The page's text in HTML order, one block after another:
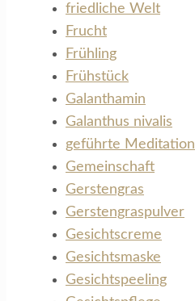
friedliche Welt
Frucht
Frühling
Frühstück
Galanthamin
Galanthus nivalis
geführte Meditation
Gemeinschaft
Gerstengras
Gerstengraspulver
Gesichtscreme
Gesichtsmaske
Gesichtspeeling